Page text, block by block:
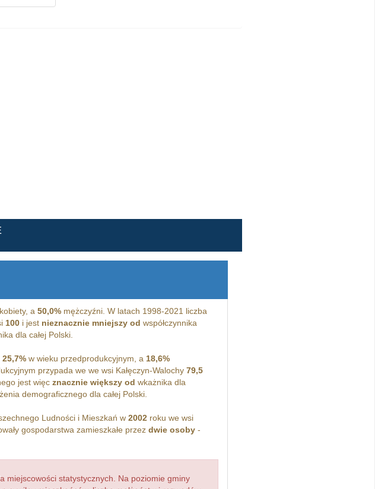
a 50,0%mężczyźni. W latach 1998-2021 liczba
100i jest nieznacznie mniejszy od współczynnika
dla całej Polski.
25,7%w wieku przedprodukcyjnym, a 18,6%
przypada we we wsi Kałęczyn-Walochy 79,5
jest więc znacznie większy od wkażnika dla
demograficznego dla całej Polski.
Ludności i Mieszkań w 2002roku we wsi
gospodarstwa zamieszkałe przez dwie osoby-
statystycznych. Na poziomie gminy